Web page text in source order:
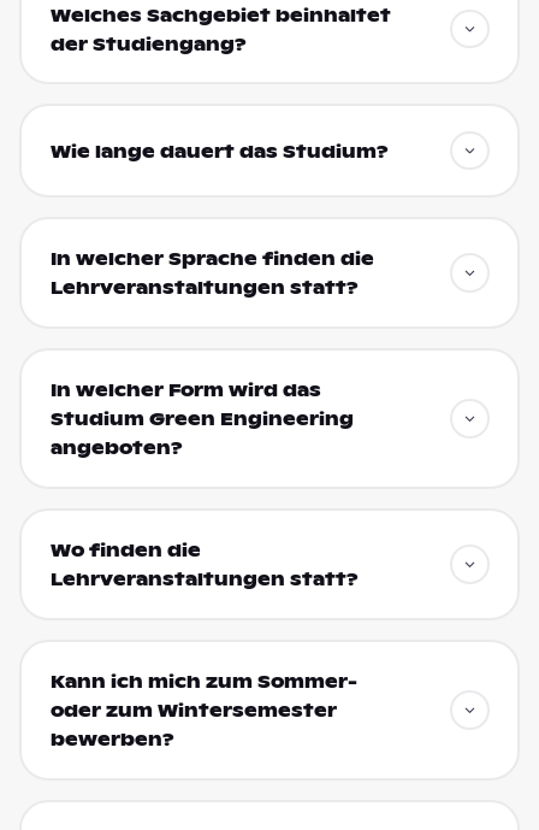
Welches Sachgebiet beinhaltet
der Studiengang?
Wie lange dauert das Studium?
In welcher Sprache finden die
Lehrveranstaltungen statt?
In welcher Form wird das
Studium Green Engineering
angeboten?
Wo finden die
Lehrveranstaltungen statt?
Kann ich mich zum Sommer-
oder zum Wintersemester
bewerben?